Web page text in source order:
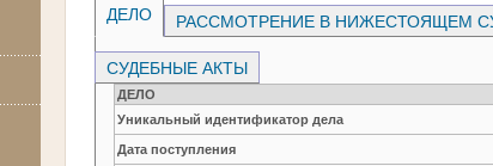
ДЕЛО РАССМОТРЕНИЕ В НИЖЕСТОЯЩЕМ
СУДЕБНЫЕ АКТЫ
ДЕЛО
Уникальный идентификатор дела
Дата поступления